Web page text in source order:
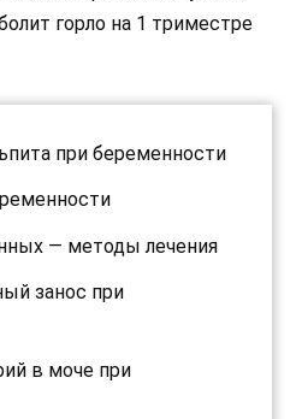
горло на 1 триместре
при беременности
— методы лечения
занос при
в моче при